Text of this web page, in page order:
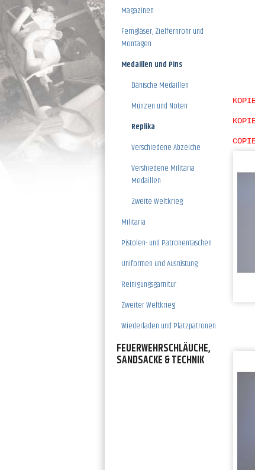
Magazinen
Ferngläser, Zielfernrohr und
Montagen
Medaillen und Pins
Dänische Medaillen
Münzen und Noten
Replika
Verschiedene Abzeiche
Vershiedene Militaria
Medaillen
Zweite Weltkrieg
Militaria
Pistolen- und Patronentaschen
Uniformen und Ausrüstung
Reinigungsgarnitur
Zweiter Weltkrieg
Wiederladen und Platzpatronen
FEUERWEHRSCHLÄUCHE,
SANDSACKE & TECHNIK